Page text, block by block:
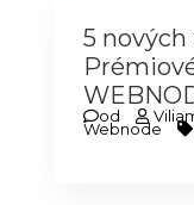
5
od
Webnode